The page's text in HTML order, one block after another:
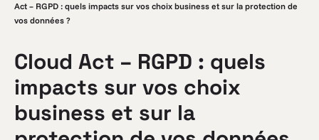
Act – RGPD : quels impacts sur vos choix business et sur la protection de
vos données ?
Cloud Act – RGPD : quels
impacts sur vos choix
business et sur la